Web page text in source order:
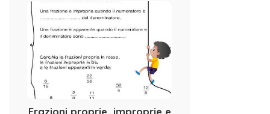
Frazioni proprie, improprie e